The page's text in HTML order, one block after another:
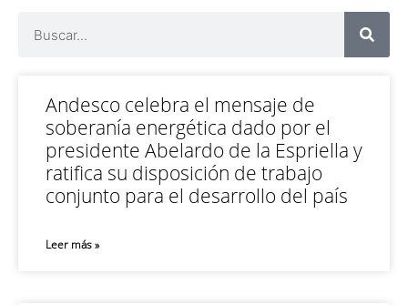
Andesco celebra el mensaje de
soberanía energética dado por el
presidente Abelardo de la Espriella y
ratifica su disposición de trabajo
conjunto para el desarrollo del país
Leer más »